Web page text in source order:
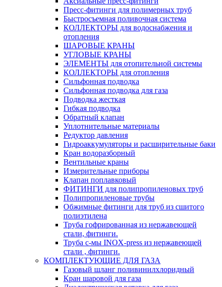
Пресс-фитинги для полимерных труб
Быстросъемная поливочная система
КОЛЛЕКТОРЫ для водоснабжения и
отопления
ШАРОВЫЕ КРАНЫ
УГЛОВЫЕ КРАНЫ
ЭЛЕМЕНТЫ для отопительной системы
КОЛЛЕКТОРЫ для отопления
Сильфонная подводка
Cильфонная подводка для газа
Подводка жесткая
Гибкая подводка
Обратный клапан
Уплотнительные материалы
Редуктор давления
Гидроаккумуляторы и расширительные баки
Кран водоразборный
Вентильные краны
Измерительные приборы
Клапан поплавковый
ФИТИНГИ для полипропиленовых труб
Полипропиленовые трубы
Обжимные фитинги для труб из сшитого
полиэтилена
Труба гофрированная из нержавеющей
стали, фитинги.
Труба с-мы INOX-press из нержавеющей
стали , фитинги.
КОМПЛЕКТУЮЩИЕ ДЛЯ ГАЗА
Газовый шланг поливинилхлоридный
Кран шаровой для газа